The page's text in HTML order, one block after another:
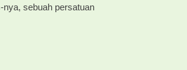
nya, sebuah persatuan